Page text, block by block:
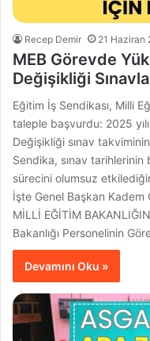
Recep Demir 21 Haziran
MEB Görevde
Değişikliği
Eğitim İş Sendikası, Milli
taleple başvurdu: 2025
Değişikliği sınav
Sendika, sınav tarihlerinin
sürecini olumsuz
İşte Genel Başkan Kadem
MİLLİ EĞİTİM
Bakanlığı Personelinin
Devamını Oku »